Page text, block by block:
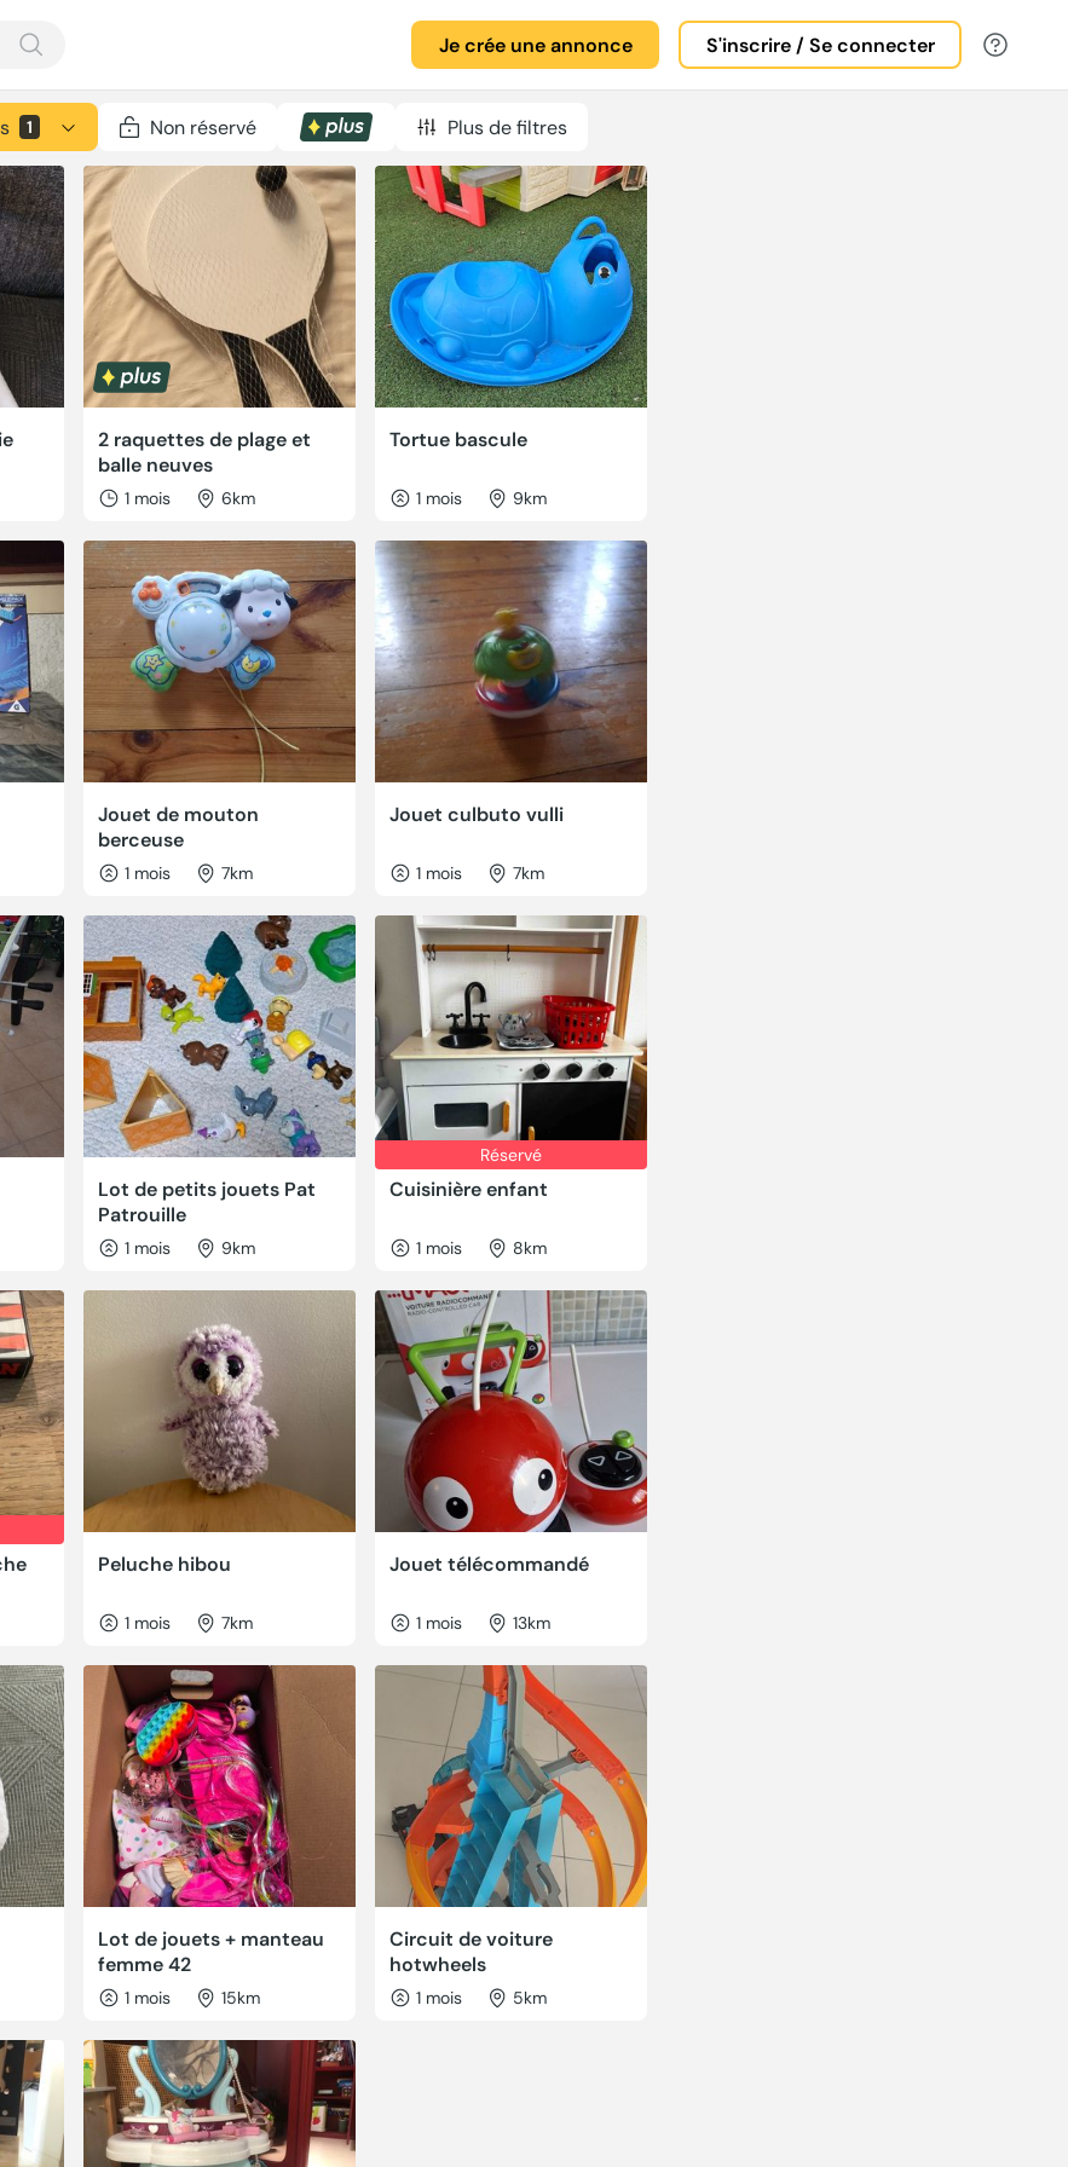
Je crée une annonce S'inscrire / Se connecter
1 Non réservé Plus de filtres
2 raquettes de plage et
balle neuves
1 mois 6km
Tortue bascule
1 mois 9km
Jouet de mouton
berceuse
1 mois 7km
Jouet culbuto vulli
1 mois 7km
Lot de petits jouets Pat
Patrouille
1 mois 9km
Réservé
Cuisinière enfant
1 mois 8km
Peluche hibou
1 mois 7km
Jouet télécommandé
1 mois 13km
Lot de jouets + manteau
femme 42
1 mois 15km
Circuit de voiture
hotwheels
1 mois 5km